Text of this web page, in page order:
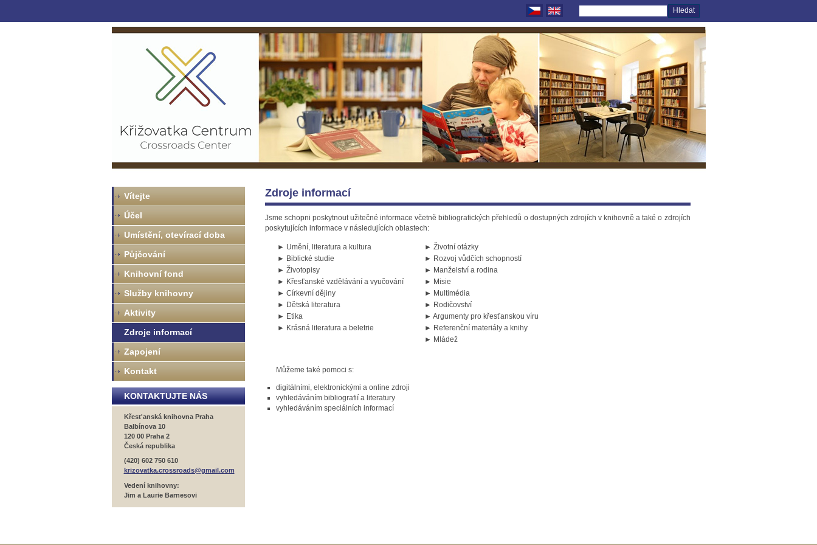
Zdroje informací
Jsme schopni poskytnout užitečné informace včetně bibliografických přehledů o dostupných zdrojích v knihovně a také o zdrojích
poskytujících informace v následujících oblastech:
► Umění, literatura a kultura
► Životní otázky
► Biblické studie
► Rozvoj vůdčích schopností
► Životopisy
► Manželství a rodina
► Křesťanské vzdělávání a vyučování
► Misie
► Církevní dějiny
► Multimédia
► Dětská literatura
► Rodičovství
► Etika
► Argumenty pro křesťanskou víru
► Krásná literatura a beletrie
► Referenční materiály a knihy
► Mládež
Můžeme také pomoci s:
digitálními, elektronickými a online zdroji
vyhledáváním bibliografií a literatury
vyhledáváním speciálních informací
Vítejte
Účel
Umístění, otevírací doba
Půjčování
Knihovní fond
Služby knihovny
Aktivity
Zdroje informací
Zapojení
Kontakt
KONTAKTUJTE NÁS
Křest'anská knihovna Praha
Balbínova 10
120 00 Praha 2
Česká republika
(420) 602 750 610
krizovatka.crossroads@gmail.com
Vedení knihovny:
Jim a Laurie Barnesovi